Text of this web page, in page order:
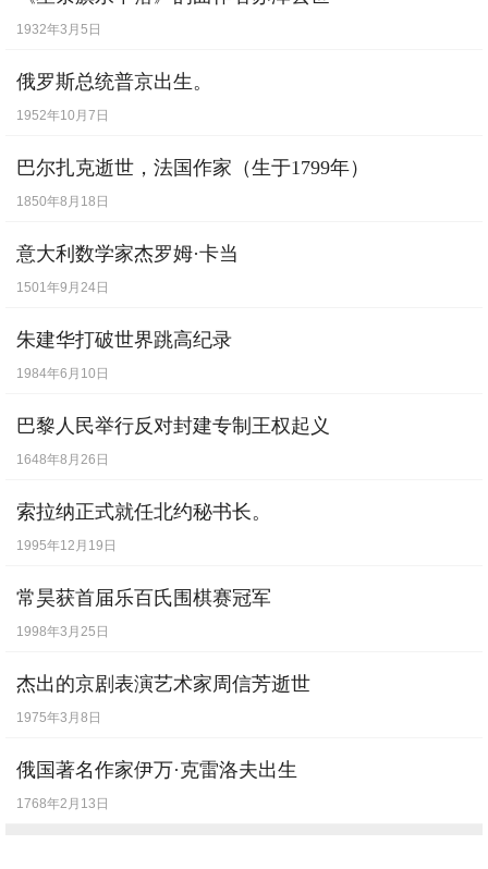
1932年3月5日
俄罗斯总统普京出生。
1952年10月7日
巴尔扎克逝世，法国作家（生于1799年）
1850年8月18日
意大利数学家杰罗姆·卡当
1501年9月24日
朱建华打破世界跳高纪录
1984年6月10日
巴黎人民举行反对封建专制王权起义
1648年8月26日
索拉纳正式就任北约秘书长。
1995年12月19日
常昊获首届乐百氏围棋赛冠军
1998年3月25日
杰出的京剧表演艺术家周信芳逝世
1975年3月8日
俄国著名作家伊万·克雷洛夫出生
1768年2月13日